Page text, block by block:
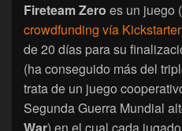
Fireteam Zero es un juego (
crowdfunding vía Kickstarter
de 20 días para su
(ha conseguido más del
trata de un juego
Segunda Guerra Mundial